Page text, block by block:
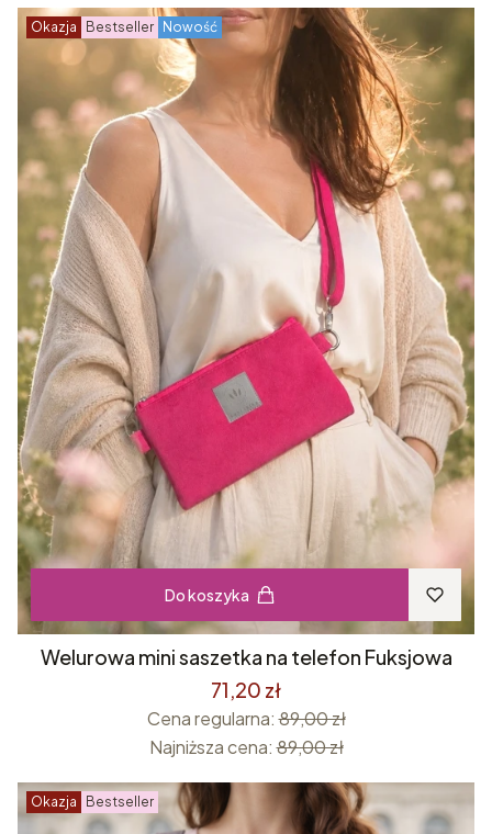
Okazja Bestseller Nowość
Do koszyka
Welurowa mini saszetka na telefon Fuksjowa
71,20 zł
Cena regularna: 89,00 zł
Najniższa cena: 89,00 zł
Okazja Bestseller